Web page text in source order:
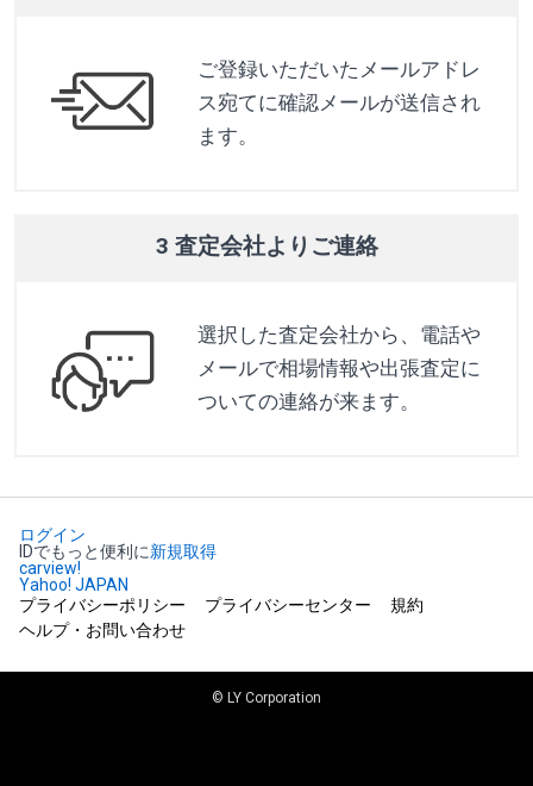
ご登録いただいたメールアドレ
ス宛てに確認メールが送信され
ます。
3 査定会社よりご連絡
選択した査定会社から、電話や
メールで相場情報や出張査定に
ついての連絡が来ます。
ログイン
IDでもっと便利に新規取得
carview!
Yahoo! JAPAN
プライバシーポリシー
プライバシーセンター
規約
ヘルプ・お問い合わせ
© LY Corporation